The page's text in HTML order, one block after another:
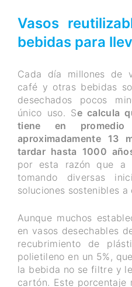
Vasos
bebidas para
Cada día millones de
café y otras bebidas
desechados pocos
único uso. Se calcula
tiene en
aproximadamente 13
tardar hasta 1000
por esta razón que a
tomando diversas
soluciones sostenibles a
Aunque muchos
en vasos desechables
recubrimiento de
polietileno en un 5%,
la bebida no se filtre y
cartón. Este porcentaje